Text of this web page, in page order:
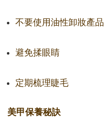
不要使用油性卸妝產品
避免揉眼睛
定期梳理睫毛
美甲保養秘訣